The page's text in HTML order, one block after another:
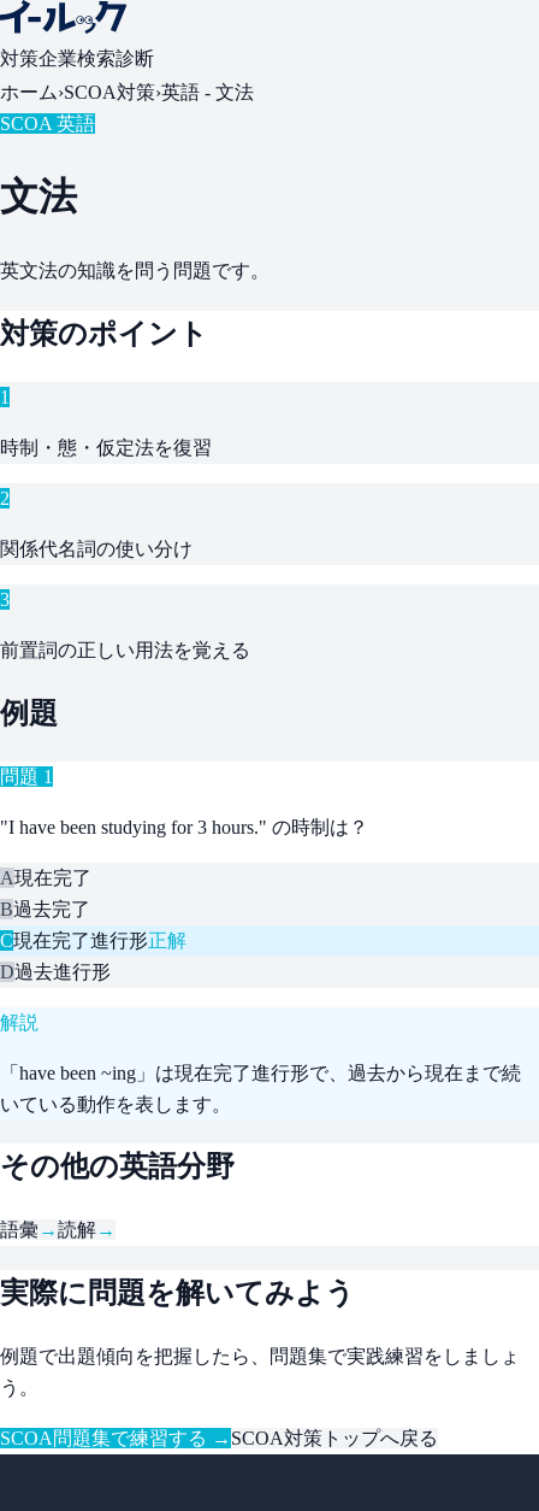
対策企業検索診断
ホーム›SCOA対策›英語 - 文法
SCOA 英語
文法
英文法の知識を問う問題です。
対策のポイント
1
時制・態・仮定法を復習
2
関係代名詞の使い分け
3
前置詞の正しい用法を覚える
例題
問題 1
"I have been studying for 3 hours." の時制は？
A現在完了
B過去完了
C現在完了進行形正解
D過去進行形
解説
「have been ~ing」は現在完了進行形で、過去から現在まで続
いている動作を表します。
その他の英語分野
語彙 →読解→
実際に問題を解いてみよう
例題で出題傾向を把握したら、問題集で実践練習をしましょ
う。
SCOA問題集で練習する → SCOA対策トップへ戻る